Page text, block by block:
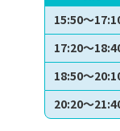
15:50～
17:20～
18:50～
20:20～